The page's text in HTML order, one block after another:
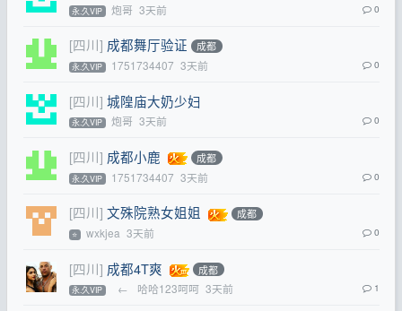
永.久VIP 炮哥 3天前 0
[四川] 成都舞厅验证 成都
永.久VIP 1751734407 3天前 0
[四川] 城隍庙大奶少妇
永.久VIP 炮哥 3天前 0
[四川] 成都小鹿 成都
永.久VIP 1751734407 3天前 0
[四川] 文殊院熟女姐姐 成都
⭐ wxkjea 3天前 0
[四川] 成都4T爽 成都
永.久VIP ← 哈哈123呵呵 3天前 1